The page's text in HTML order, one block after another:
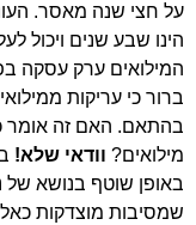
על חצי שנה מאסר.
הינו שבע שנים ויכול
המילואים ערק עסקה
ברור כי עריקות
בהתאם. האם זה אומר
מילואים? וודאי שלא!
באופן שוטף בנושא של
שמסיבות מוצדקות